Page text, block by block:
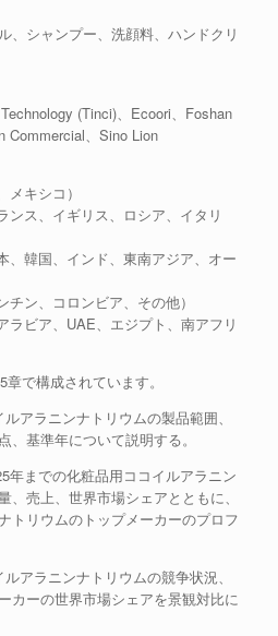
、シャンプー、洗顔料、ハンドクリ
(Tinci)、Ecoori、Foshan
Commercial、Sino Lion
キシコ）
ンス、イギリス、ロシア、イタリ
、韓国、インド、東南アジア、オー
ン、コロンビア、その他）
ラビア、UAE、エジプト、南アフリ
で構成されています。
アラニンナトリウムの製品範囲、
基準年について説明する。
年までの化粧品用ココイルアラニン
売上、世界市場シェアとともに、
トリウムのトップメーカーのプロフ
アラニンナトリウムの競争状況、
カーの世界市場シェアを景観対比に